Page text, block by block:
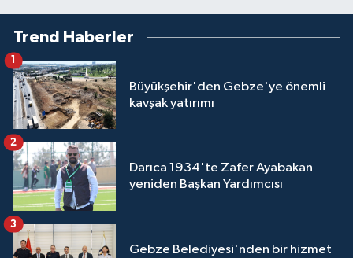
Trend Haberler
Büyükşehir'den Gebze'ye önemli
kavşak yatırımı
Darıca 1934'te Zafer Ayabakan
yeniden Başkan Yardımcısı
2
Gebze Belediyesi'nden bir hizmet
3